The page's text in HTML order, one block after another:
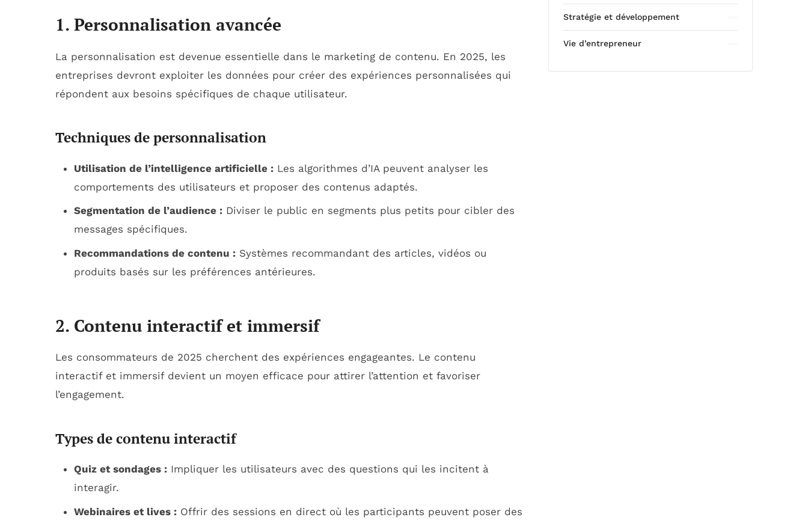
1. Personnalisation avancée
La personnalisation est devenue essentielle dans le marketing de contenu. En 2025, les
entreprises devront exploiter les données pour créer des expériences personnalisées qui
répondent aux besoins spécifiques de chaque utilisateur.
Techniques de personnalisation
Utilisation de l’intelligence artificielle :Les algorithmes d’IA peuvent analyser les
comportements des utilisateurs et proposer des contenus adaptés.
Segmentation de l’audience :Diviser le public en segments plus petits pour cibler des
messages spécifiques.
Recommandations de contenu :Systèmes recommandant des articles, vidéos ou
produits basés sur les préférences antérieures.
2. Contenu interactif et immersif
Les consommateurs de 2025 cherchent des expériences engageantes. Le contenu
interactif et immersif devient un moyen efficace pour attirer l’attention et favoriser
l’engagement.
Types de contenu interactif
Quiz et sondages :Impliquer les utilisateurs avec des questions qui les incitent à
interagir.
Webinaires et lives :Offrir des sessions en direct où les participants peuvent poser des
Stratégie et développement
Vie d’entrepreneur